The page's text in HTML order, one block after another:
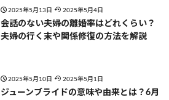
2025年5月13日 2025年5月4日
会話のない夫婦の離婚率はどれくらい？
夫婦の行く末や関係修復の方法を解説
2025年5月10日 2025年5月1日
ジューンブライドの意味や由来とは？6月